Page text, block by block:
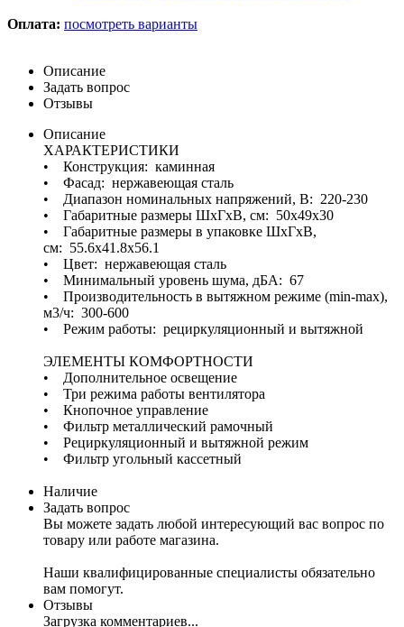
Оплата: посмотреть варианты
Описание
Задать вопрос
Отзывы
Описание
ХАРАКТЕРИСТИКИ
• Конструкция: каминная
• Фасад: нержавеющая сталь
• Диапазон номинальных напряжений, В: 220-230
• Габаритные размеры ШхГхВ, см: 50x49x30
• Габаритные размеры в упаковке ШхГхВ,
см: 55.6x41.8x56.1
• Цвет: нержавеющая сталь
• Минимальный уровень шума, дБА: 67
• Производительность в вытяжном режиме (min-max),
м3/ч: 300-600
• Режим работы: рециркуляционный и вытяжной
ЭЛЕМЕНТЫ КОМФОРТНОСТИ
• Дополнительное освещение
• Три режима работы вентилятора
• Кнопочное управление
• Фильтр металлический рамочный
• Рециркуляционный и вытяжной режим
• Фильтр угольный кассетный
Наличие
Задать вопрос
Вы можете задать любой интересующий вас вопрос по
товару или работе магазина.
Наши квалифицированные специалисты обязательно
вам помогут.
Отзывы
Загрузка комментариев...